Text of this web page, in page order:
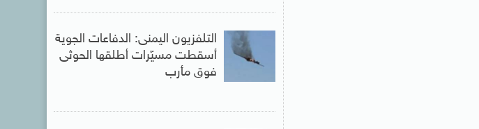
التلفزيون اليمنى: الدفاعات الجوية
أسقطت مسيّرات أطلقها الحوثى
فوق مأرب